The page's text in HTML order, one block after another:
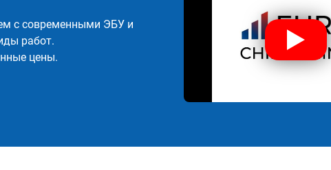
с современными ЭБУ и
работ.
цены.